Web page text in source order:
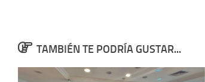
TAMBIÉN TE PODRÍA GUSTAR...